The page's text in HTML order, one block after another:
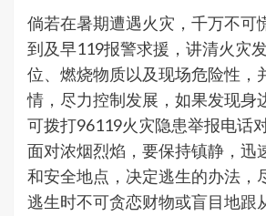
倘若在暑期遭遇火灾，千万不可
到及早119报警求援，讲清火灾
位、燃烧物质以及现场危险性，
情，尽力控制发展，如果发现身
可拨打96119火灾隐患举报电话
面对浓烟烈焰，要保持镇静，迅
和安全地点，决定逃生的办法，
逃生时不可贪恋财物或盲目地跟